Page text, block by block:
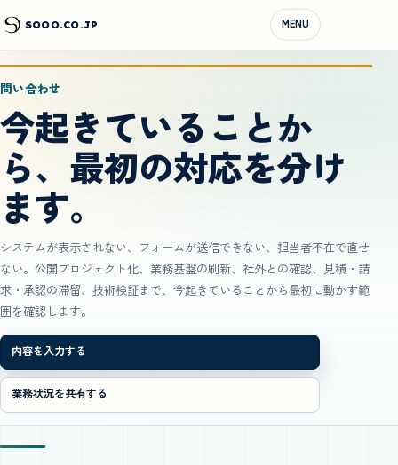
SOOO.CO.JP MENU
問い合わせ
今起きていることか
ら、最初の対応を分け
ます。
システムが表示されない、フォームが送信できない、担当者不在で直せ
ない。公開プロジェクト化、業務基盤の刷新、社外との確認、見積・請
求・承認の滞留、技術検証まで、今起きていることから最初に動かす範
囲を確認します。
内容を入力する
業務状況を共有する